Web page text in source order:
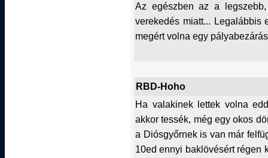
Az egészben az a
verekedés miatt... Legalábbis
megért volna egy
RBD-Hoho
Ha valakinek lettek volna
akkor tessék, még egy okos
a Diósgyőrnek is van már
10ed ennyi baklövésért régen